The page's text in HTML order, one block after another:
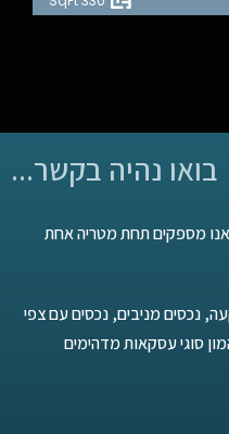
בואו נהיה בקשר...
אנו מספקים תחת מטריה אחת
נכסים מניבים, נכסים עם צפי
סוגי עסקאות מדהימים